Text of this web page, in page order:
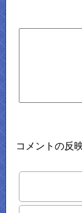
コメントの反